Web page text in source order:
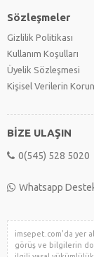
Sözleşmeler
Gizlilik Politikası
Kullanım Koşulları
Üyelik Sözleşmesi
Kişisel Verilerin
BİZE ULAŞIN
0(545) 528 5020
Whatsapp
imsepet.com'da yer
görüş ve bilgilerin